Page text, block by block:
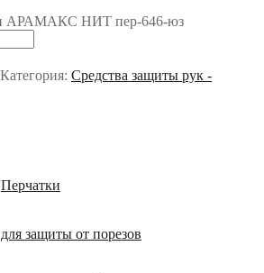
АРАМАКС НИТ пер-646-юз
Категория: Средства защиты рук -
Перчатки
для защиты от порезов